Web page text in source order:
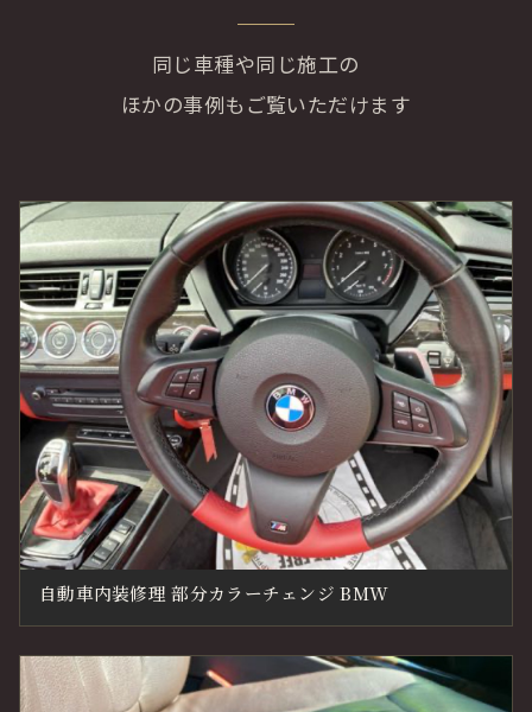
同じ車種や同じ施工の
ほかの事例もご覧いただけます
自動車内装修理 部分カラーチェンジ BMW